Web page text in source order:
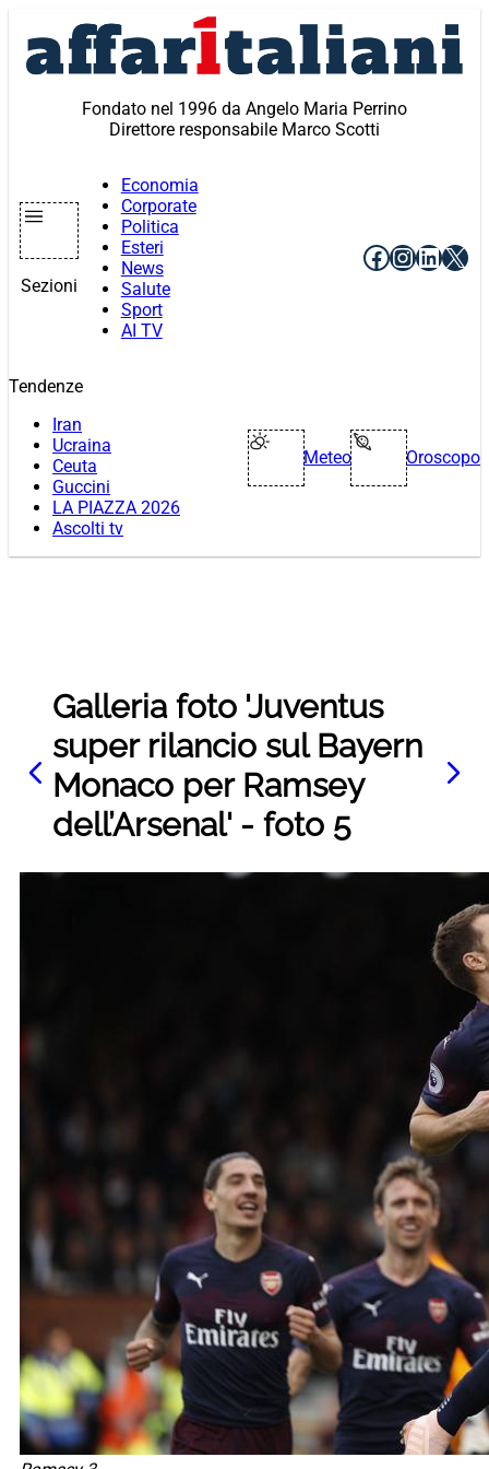
contenuto
Fondato nel 1996 da Angelo Maria Perrino
Direttore responsabile Marco Scotti
Sezioni
Economia
Corporate
Politica
Esteri
News
Salute
Sport
AI TV
Facebook
X
Tendenze
Iran
Ucraina
Ceuta
Guccini
LA PIAZZA 2026
Ascolti tv
Meteo Oroscopo
Galleria foto 'Juventus
super rilancio sul Bayern
Monaco per Ramsey
dell’Arsenal' - foto 5